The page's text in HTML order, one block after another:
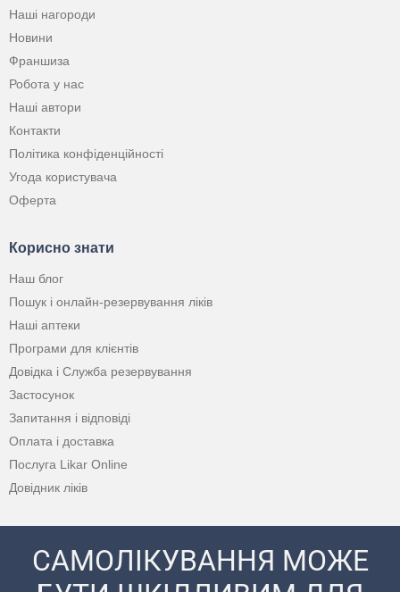
Наші нагороди
Новини
Франшиза
Робота у нас
Наші автори
Контакти
Політика конфіденційності
Угода користувача
Оферта
Корисно знати
Наш блог
Пошук і онлайн-резервування ліків
Наші аптеки
Програми для клієнтів
Довідка і Служба резервування
Застосунок
Запитання і відповіді
Оплата і доставка
Послуга Likar Online
Довідник ліків
САМОЛІКУВАННЯ МОЖЕ